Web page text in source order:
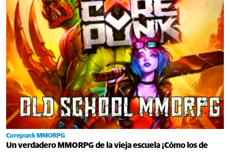
Corepunk MMORPG
Un verdadero MMORPG de la vieja escuela ¡Cómo los de